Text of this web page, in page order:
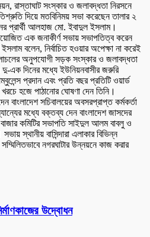
রাস্তাঘাট সংস্কার ও জলাবদ্ধতা নিরসনে
দিয়ে মতবিনিময় সভা করেছেন তালার ২
প্রার্থী আলহাজ মো. ইবাদুল ইসলাম।
এক জনাকীর্ণ সভায় সভাপতিত্ব করেন
বলেন, নির্বাচিত হওয়ার অপেক্ষা না করেই
অনুপযোগী সড়ক সংস্কার ও জলাবদ্ধতা
এক দিনের মধ্যে ইউনিয়নবাসীর জরুরি
প্রদান এবং প্রতি বছর প্রতিটি ওয়ার্ড
হজে পাঠানোর ঘোষণা দেন তিনি।
বাংলাদেশ সচিবালয়ের অবসরপ্রাপ্ত কর্মকর্তা
মধ্যে বক্তব্য দেন বাংলাদেশ জাসদের
কমিটির সভাপতি সাইদুল আলম বাবলু ও
স্থানীয় বাসিন্দারা এলাকার বিভিন্ন
নগরঘাটার উন্নয়নে কাজ করার
উদ্বোধন